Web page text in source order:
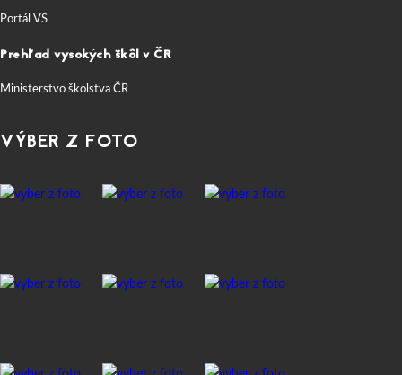
Portál VS
Prehľad vysokých škôl v ČR
Ministerstvo školstva ČR
VÝBER Z FOTO